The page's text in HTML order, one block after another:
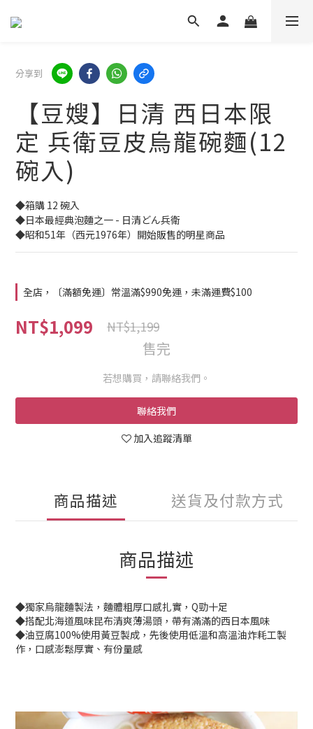
分享到
【豆嫂】日清 西日本限
定 兵衛豆皮烏龍碗麵(12
碗入)
◆箱購 12 碗入
◆日本最經典泡麵之一 - 日清どん兵衛
◆昭和51年（西元1976年）開始販售的明星商品
全店，〔滿額免運〕常溫滿$990免運，未滿運費$100
NT$1,099 NT$1,199
售完
若想購買，請聯絡我們。
聯絡我們
加入追蹤清單
商品描述 送貨及付款方式
商品描述
◆獨家烏龍麵製法，麵體粗厚口感扎實，Q勁十足
◆搭配北海道風味昆布清爽薄湯頭，帶有滿滿的西日本風味
◆油豆腐100%使用黃豆製成，先後使用低溫和高溫油炸耗工製
作，口感澎鬆厚實、有份量感